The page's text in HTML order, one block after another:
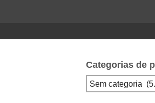
Categorias de